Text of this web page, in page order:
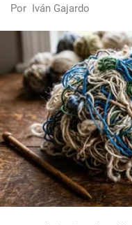
Por Iván Gajardo